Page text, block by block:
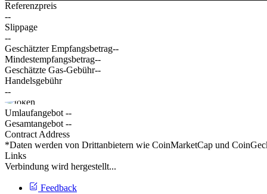
Referenzpreis
--
Slippage
--
Geschätzter Empfangsbetrag--
Mindestempfangsbetrag--
Geschätzte Gas-Gebühr--
Handelsgebühr
--
Umlaufangebot --
Gesamtangebot --
Contract Address
*Daten werden von Drittanbietern wie CoinMarketCap und
Links
Verbindung wird hergestellt...
Feedback